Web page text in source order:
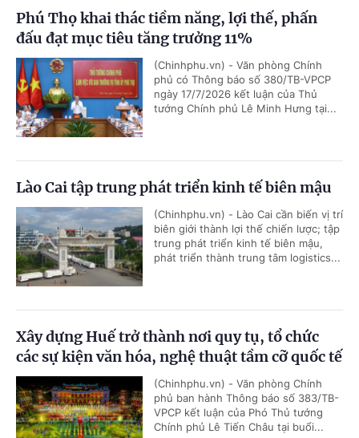
Phú Thọ khai thác tiềm năng, lợi thế, phấn
đấu đạt mục tiêu tăng trưởng 11%
(Chinhphu.vn) - Văn phòng Chính
phủ có Thông báo số 380/TB-VPCP
ngày 17/7/2026 kết luận của Thủ
tướng Chính phủ Lê Minh Hưng tại...
Lào Cai tập trung phát triển kinh tế biên mậu
(Chinhphu.vn) - Lào Cai cần biến vị trí
biên giới thành lợi thế chiến lược; tập
trung phát triển kinh tế biên mậu,
phát triển thành trung tâm logistics...
Xây dựng Huế trở thành nơi quy tụ, tổ chức
các sự kiện văn hóa, nghệ thuật tầm cỡ quốc tế
(Chinhphu.vn) - Văn phòng Chính
phủ ban hành Thông báo số 383/TB-
VPCP kết luận của Phó Thủ tướng
Chính phủ Lê Tiến Châu tại buổi...